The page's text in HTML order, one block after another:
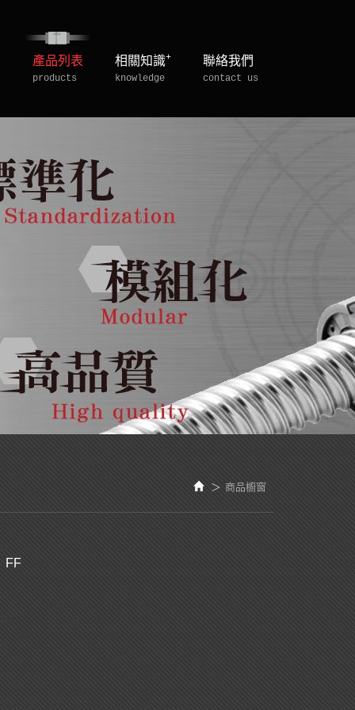
產品列表
products
相關知識+
knowledge
聯絡我們
contact us
商品櫥窗
FF